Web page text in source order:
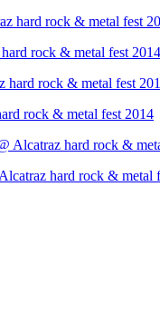
rock & metal fest 2014
rock & metal fest 2014
hard rock & metal